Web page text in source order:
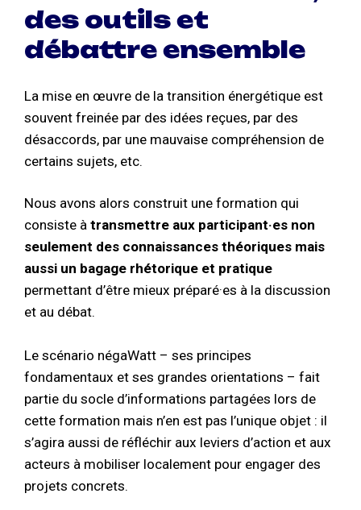
des outils et
débattre ensemble
La mise en œuvre de la transition énergétique est
souvent freinée par des idées reçues, par des
désaccords, par une mauvaise compréhension de
certains sujets, etc.
Nous avons alors construit une formation qui
consiste à transmettre aux participant·es non
seulement des connaissances théoriques mais
aussi un bagage rhétorique et pratique
permettant d’être mieux préparé·es à la discussion
et au débat.
Le scénario négaWatt – ses principes
fondamentaux et ses grandes orientations – fait
partie du socle d’informations partagées lors de
cette formation mais n’en est pas l’unique objet : il
s’agira aussi de réfléchir aux leviers d’action et aux
acteurs à mobiliser localement pour engager des
projets concrets.